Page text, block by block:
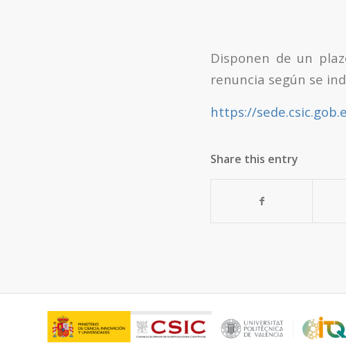
Disponen de un
renuncia según se
https://
Share this entry